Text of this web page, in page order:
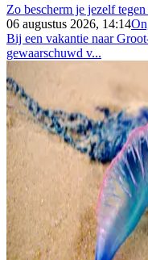
Zo bescherm je jezelf
06 augustus 2026, 14:14
Bij een vakantie naar
gewaarschuwd v...